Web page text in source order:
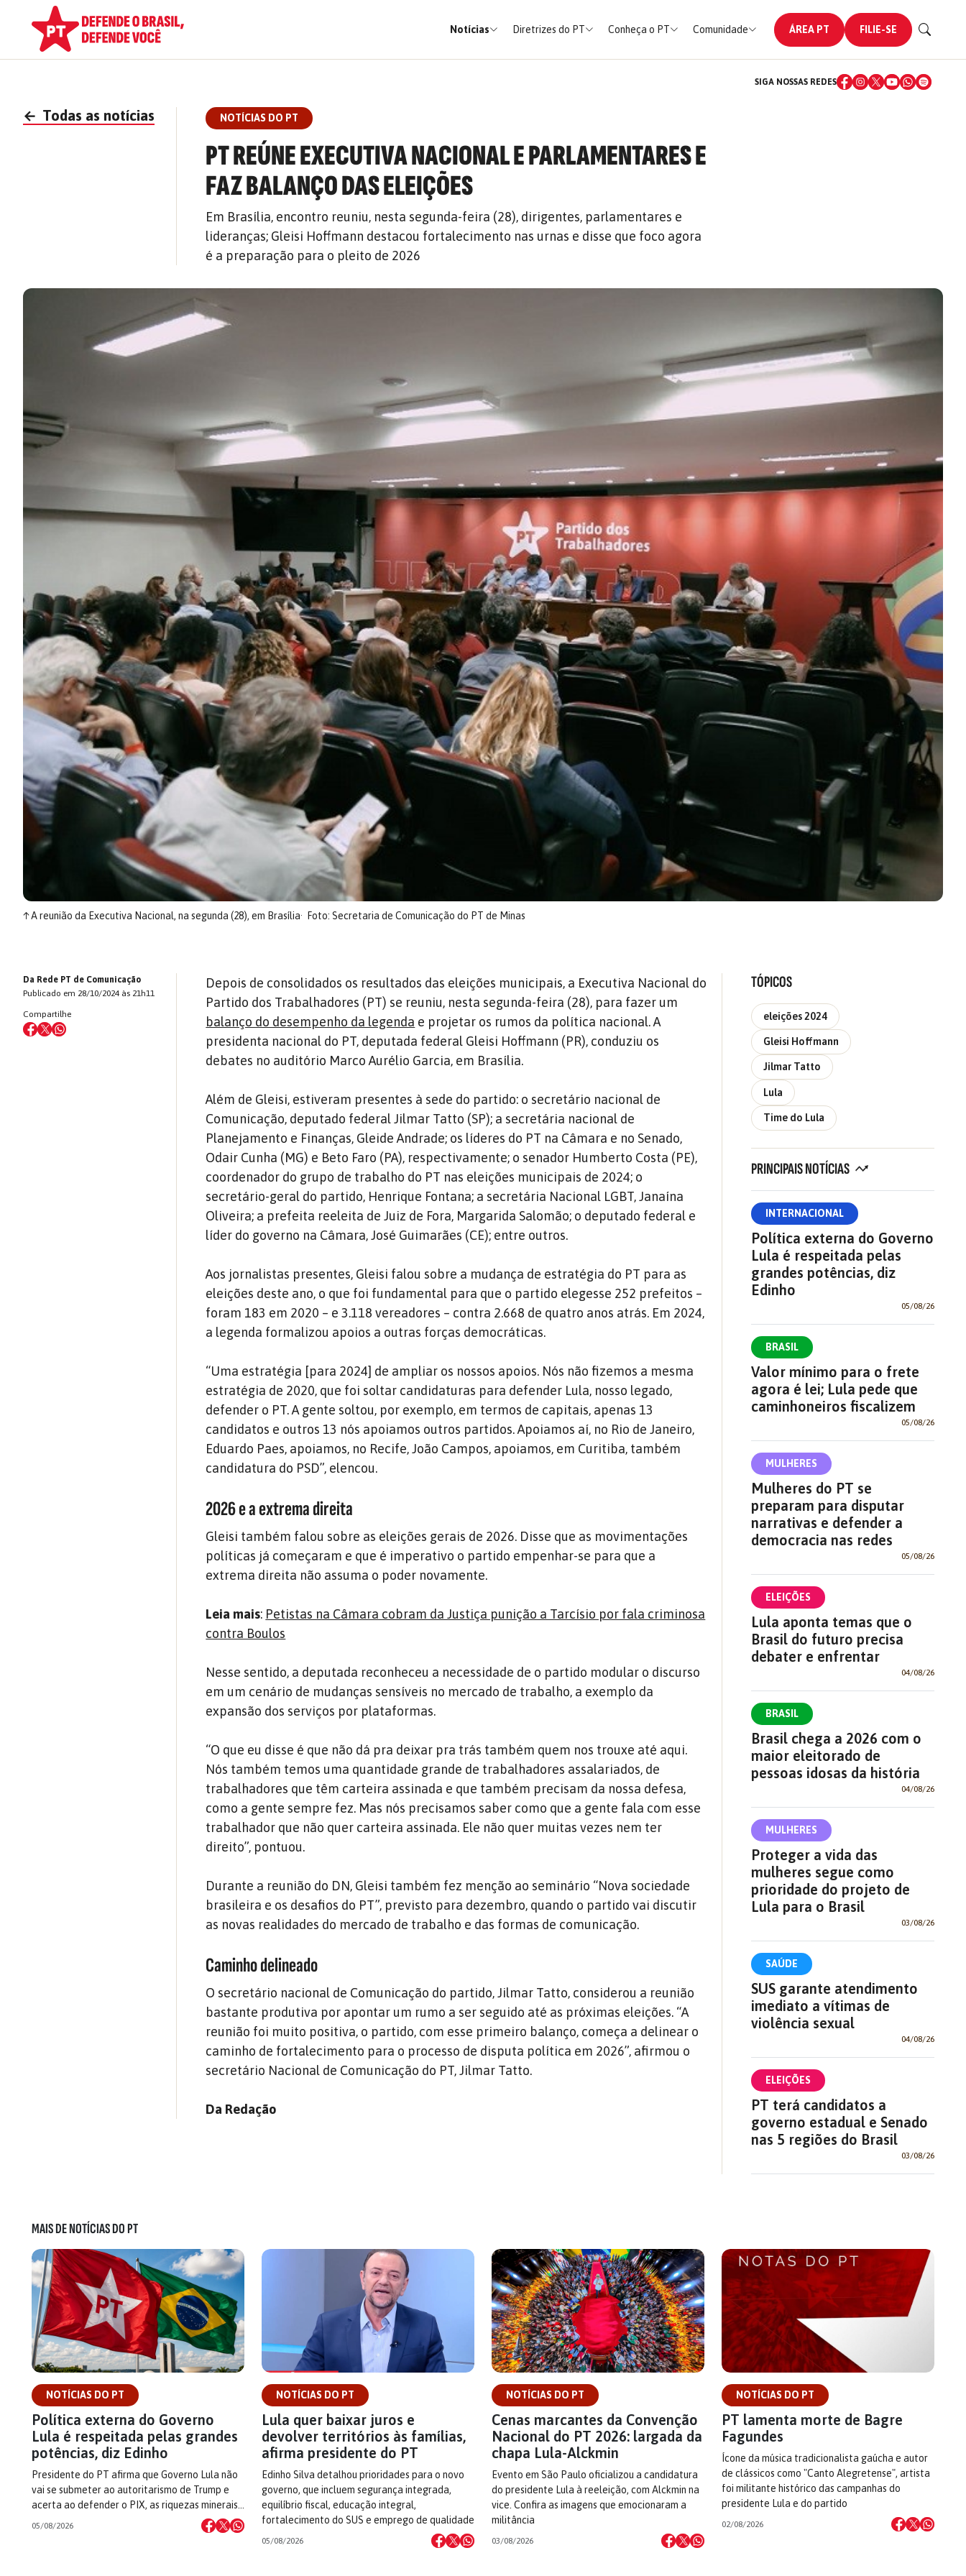
Notícias Diretrizes do PT Conheça o PT Comunidade ÁREA PT FILIE-SE
SIGA NOSSAS REDES
← Todas as notícias NOTÍCIAS DO PT
PT REÚNE EXECUTIVA NACIONAL E PARLAMENTARES E
FAZ BALANÇO DAS ELEIÇÕES
Em Brasília, encontro reuniu, nesta segunda-feira (28), dirigentes, parlamentares e
lideranças; Gleisi Hoffmann destacou fortalecimento nas urnas e disse que foco agora
é a preparação para o pleito de 2026
↑A reunião da Executiva Nacional, na segunda (28), em Brasília Foto: Secretaria de Comunicação do PT de Minas
Da Rede PT de Comunicação
Publicado em 28/10/2024 às 21h11
Compartilhe
Depois de consolidados os resultados das eleições municipais, a Executiva Nacional do
Partido dos Trabalhadores (PT) se reuniu, nesta segunda-feira (28), para fazer um
balanço do desempenho da legenda e projetar os rumos da política nacional. A
presidenta nacional do PT, deputada federal Gleisi Hoffmann (PR), conduziu os
debates no auditório Marco Aurélio Garcia, em Brasília.
Além de Gleisi, estiveram presentes à sede do partido: o secretário nacional de
Comunicação, deputado federal Jilmar Tatto (SP); a secretária nacional de
Planejamento e Finanças, Gleide Andrade; os líderes do PT na Câmara e no Senado,
Odair Cunha (MG) e Beto Faro (PA), respectivamente; o senador Humberto Costa (PE),
coordenador do grupo de trabalho do PT nas eleições municipais de 2024; o
secretário-geral do partido, Henrique Fontana; a secretária Nacional LGBT, Janaína
Oliveira; a prefeita reeleita de Juiz de Fora, Margarida Salomão; o deputado federal e
líder do governo na Câmara, José Guimarães (CE); entre outros.
Aos jornalistas presentes, Gleisi falou sobre a mudança de estratégia do PT para as
eleições deste ano, o que foi fundamental para que o partido elegesse 252 prefeitos –
foram 183 em 2020 – e 3.118 vereadores – contra 2.668 de quatro anos atrás. Em 2024,
a legenda formalizou apoios a outras forças democráticas.
“Uma estratégia [para 2024] de ampliar os nossos apoios. Nós não fizemos a mesma
estratégia de 2020, que foi soltar candidaturas para defender Lula, nosso legado,
defender o PT. A gente soltou, por exemplo, em termos de capitais, apenas 13
candidatos e outros 13 nós apoiamos outros partidos. Apoiamos aí, no Rio de Janeiro,
Eduardo Paes, apoiamos, no Recife, João Campos, apoiamos, em Curitiba, também
candidatura do PSD”, elencou.
2026 e a extrema direita
Gleisi também falou sobre as eleições gerais de 2026. Disse que as movimentações
políticas já começaram e que é imperativo o partido empenhar-se para que a
extrema direita não assuma o poder novamente.
Leia mais: Petistas na Câmara cobram da Justiça punição a Tarcísio por fala criminosa
contra Boulos
Nesse sentido, a deputada reconheceu a necessidade de o partido modular o discurso
em um cenário de mudanças sensíveis no mercado de trabalho, a exemplo da
expansão dos serviços por plataformas.
“O que eu disse é que não dá pra deixar pra trás também quem nos trouxe até aqui.
Nós também temos uma quantidade grande de trabalhadores assalariados, de
trabalhadores que têm carteira assinada e que também precisam da nossa defesa,
como a gente sempre fez. Mas nós precisamos saber como que a gente fala com esse
trabalhador que não quer carteira assinada. Ele não quer muitas vezes nem ter
direito”, pontuou.
Durante a reunião do DN, Gleisi também fez menção ao seminário “Nova sociedade
brasileira e os desafios do PT”, previsto para dezembro, quando o partido vai discutir
as novas realidades do mercado de trabalho e das formas de comunicação.
Caminho delineado
O secretário nacional de Comunicação do partido, Jilmar Tatto, considerou a reunião
bastante produtiva por apontar um rumo a ser seguido até as próximas eleições. “A
reunião foi muito positiva, o partido, com esse primeiro balanço, começa a delinear o
caminho de fortalecimento para o processo de disputa política em 2026”, afirmou o
secretário Nacional de Comunicação do PT, Jilmar Tatto.
Da Redação
TÓPICOS
eleições 2024
Gleisi Hoffmann
Jilmar Tatto
Lula
Time do Lula
PRINCIPAIS NOTÍCIAS
INTERNACIONAL
Política externa do Governo
Lula é respeitada pelas
grandes potências, diz
Edinho
05/08/26
BRASIL
Valor mínimo para o frete
agora é lei; Lula pede que
caminhoneiros fiscalizem
05/08/26
MULHERES
Mulheres do PT se
preparam para disputar
narrativas e defender a
democracia nas redes
05/08/26
ELEIÇÕES
Lula aponta temas que o
Brasil do futuro precisa
debater e enfrentar
04/08/26
BRASIL
Brasil chega a 2026 com o
maior eleitorado de
pessoas idosas da história
04/08/26
MULHERES
Proteger a vida das
mulheres segue como
prioridade do projeto de
Lula para o Brasil
03/08/26
SAÚDE
SUS garante atendimento
imediato a vítimas de
violência sexual
04/08/26
ELEIÇÕES
PT terá candidatos a
governo estadual e Senado
nas 5 regiões do Brasil
03/08/26
MAIS DE NOTÍCIAS DO PT
NOTÍCIAS DO PT
Política externa do Governo
Lula é respeitada pelas grandes
potências, diz Edinho
Presidente do PT afirma que Governo Lula não
vai se submeter ao autoritarismo de Trump e
acerta ao defender o PIX, as riquezas minerais…
05/08/2026
NOTÍCIAS DO PT
Lula quer baixar juros e
devolver territórios às famílias,
afirma presidente do PT
Edinho Silva detalhou prioridades para o novo
governo, que incluem segurança integrada,
equilíbrio fiscal, educação integral,
fortalecimento do SUS e emprego de qualidade
05/08/2026
NOTÍCIAS DO PT
Cenas marcantes da Convenção
Nacional do PT 2026: largada da
chapa Lula-Alckmin
Evento em São Paulo oficializou a candidatura
do presidente Lula à reeleição, com Alckmin na
vice. Confira as imagens que emocionaram a
militância
03/08/2026
NOTÍCIAS DO PT
PT lamenta morte de Bagre
Fagundes
Ícone da música tradicionalista gaúcha e autor
de clássicos como "Canto Alegretense", artista
foi militante histórico das campanhas do
presidente Lula e do partido
02/08/2026